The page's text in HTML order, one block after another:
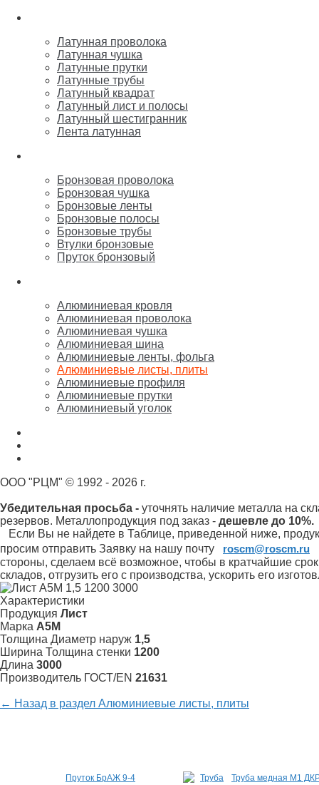
Латунная проволока
Латунная чушка
Латунные прутки
Латунные трубы
Латунный квадрат
Латунный лист и полосы
Латунный шестигранник
Лента латунная
Бронзовая проволока
Бронзовая чушка
Бронзовые ленты
Бронзовые полосы
Бронзовые трубы
Втулки бронзовые
Пруток бронзовый
Алюминиевая кровля
Алюминиевая проволока
Алюминиевая чушка
Алюминиевая шина
Алюминиевые ленты, фольга
Алюминиевые листы, плиты
Алюминиевые профиля
Алюминиевые прутки
Алюминиевый уголок
ООО "РЦМ" © 1992 - 2026 г.
Убедительная просьба - уточнять наличие металла на
резервов. Металлопродукция под заказ - дешевле до 10%.
Если Вы не найдете в Таблице, приведенной ниже,
просим отправить Заявку на нашу почту
roscm@roscm.ru
стороны, сделаем всё возможное, чтобы в кратчайшие
складов, отгрузить его с производства, ускорить его
Характеристики
Продукция Лист
Марка А5М
Толщина Диаметр наруж 1,5
Ширина Толщина стенки 1200
Длина 3000
Произво­дитель ГОСТ/EN 21631
← Назад в раздел Алюминиевые листы, плиты
Пруток БрАЖ 9-4
Труба медная М1